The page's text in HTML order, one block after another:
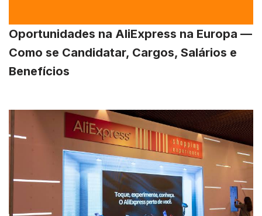
Oportunidades na AliExpress na Europa —
Como se Candidatar, Cargos, Salários e
Benefícios